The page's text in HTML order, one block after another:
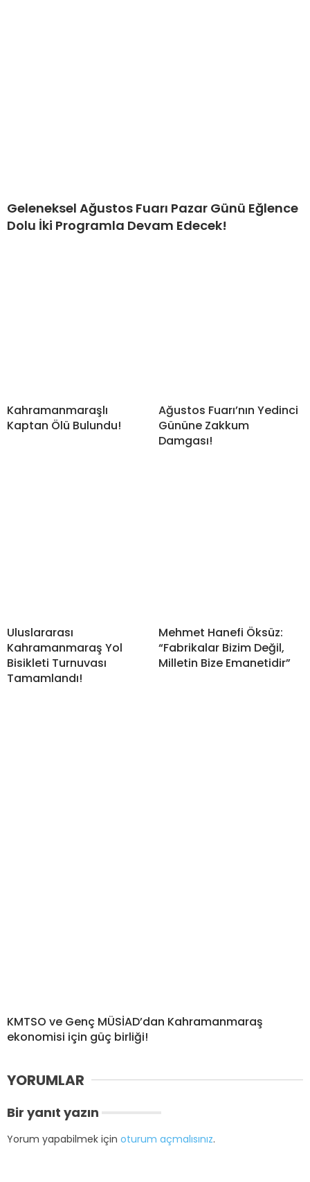
Geleneksel Ağustos Fuarı Pazar Günü Eğlence
Dolu İki Programla Devam Edecek!
Kahramanmaraşlı
Kaptan Ölü Bulundu!
Ağustos Fuarı’nın Yedinci
Gününe Zakkum
Damgası!
Uluslararası
Kahramanmaraş Yol
Bisikleti Turnuvası
Tamamlandı!
Mehmet Hanefi Öksüz:
“Fabrikalar Bizim Değil,
Milletin Bize Emanetidir”
KMTSO ve Genç MÜSİAD’dan Kahramanmaraş
ekonomisi için güç birliği!
YORUMLAR
Bir yanıt yazın
Yorum yapabilmek için oturum açmalısınız.